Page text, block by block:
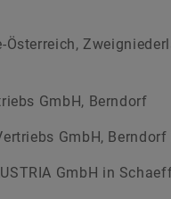
Österreich,
GmbH, Berndorf
GmbH,
GmbH in